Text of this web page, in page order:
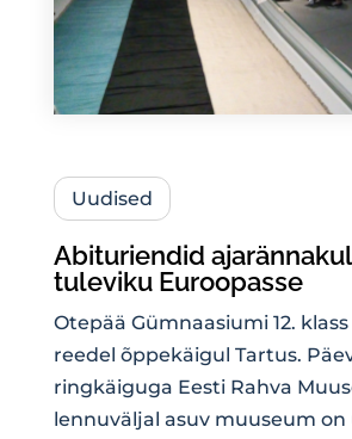
Uudised
Abituriendid
tuleviku Euroopasse
Otepää Gümnaasiumi 12.
reedel õppekäigul Tartus.
ringkäiguga Eesti Rahva
lennuväljal asuv muuseum on